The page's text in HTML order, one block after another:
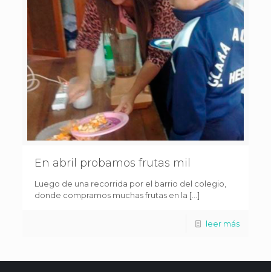
En abril probamos frutas mil
Luego de una recorrida por el barrio del colegio,
donde compramos muchas frutas en la […]
leer más